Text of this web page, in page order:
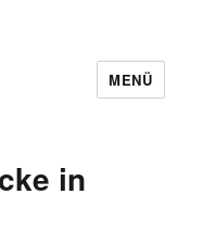
MENÜ
in